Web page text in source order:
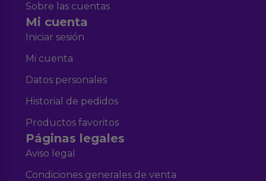
Sobre las cuentas
Mi cuenta
Iniciar sesión
Mi cuenta
Datos personales
Historial de pedidos
Productos favoritos
Páginas legales
Aviso legal
Condiciones generales de venta